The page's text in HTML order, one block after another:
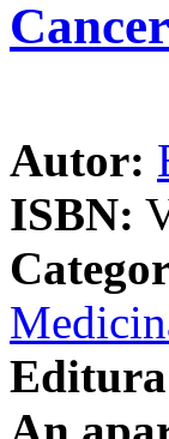
Autor:
ISBN: